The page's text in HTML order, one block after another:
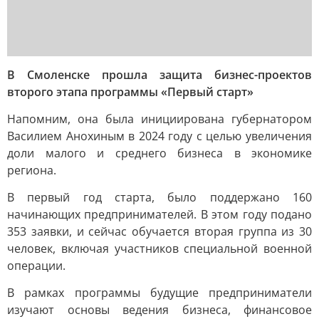
В Смоленске прошла защита бизнес-проектов
второго этапа программы «Первый старт»
Напомним, она была инициирована губернатором
Василием Анохиным в 2024 году с целью увеличения
доли малого и среднего бизнеса в экономике
региона.
В первый год старта, было поддержано 160
начинающих предпринимателей. В этом году подано
353 заявки, и сейчас обучается вторая группа из 30
человек, включая участников специальной военной
операции.
В рамках программы будущие предприниматели
изучают основы ведения бизнеса, финансовое